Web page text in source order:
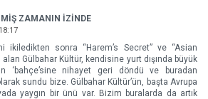
ZAMANIN İZİNDE
ikiledikten sonra “Harem’s Secret” ve “Asian
Gülbahar Kültür, kendisine yurt dışında büyük
‘bahçe’sine nihayet geri döndü ve buradan
sundu bize. Gülbahar Kültür’ün, başta Avrupa
yaygın bir ünü var. Bizim buralarda da artık